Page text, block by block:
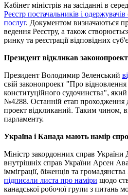
Кабінет міністрів на засіданні в
Реєстр постачальників і
послуг. Документом визначаються
ведення Реєстру, а також
ринку та реєстрації відповідних
Президент відкликав
Президент Володимир Зеленський
свій законопроект "Про відновлення
конституційного судочинства",
№4288. Останній етап проходження
проект відкликаний. Таким чином,
парламенту.
Україна і Канада мають намір
Міністр закордонних справ України
внутрішніх справ України Арсен
імміграції, біженців та
підписали листа про наміри щодо
канадської робочої групи з питань